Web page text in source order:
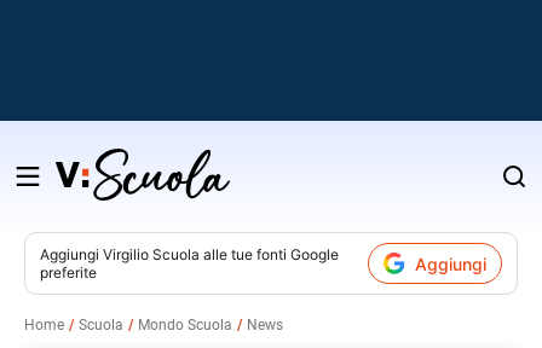
Salta
contenuto
Aggiungi Virgilio Scuola alle tue fonti Google
preferite
Aggiungi
Home Scuola Mondo Scuola News